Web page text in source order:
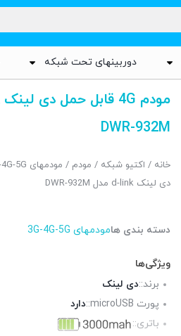
دوربینهای تحت شبکه
DWR-932M
خانه / اکتیو شبکه / مودم / مودمهای 3G-4G-5G
دی لینک d-link مدل DWR-932M
دسته بندی هامودمهای 3G-4G-5G
ویژگی‌ها
برند::دی لینک
پورت microUSB::
دارد
باتری::